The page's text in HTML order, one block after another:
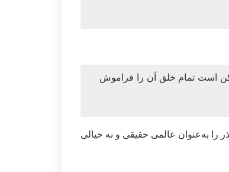
است تمام خلق آن را فراموش
را به‌عنوان عالمی حقیقی و نه خیالی